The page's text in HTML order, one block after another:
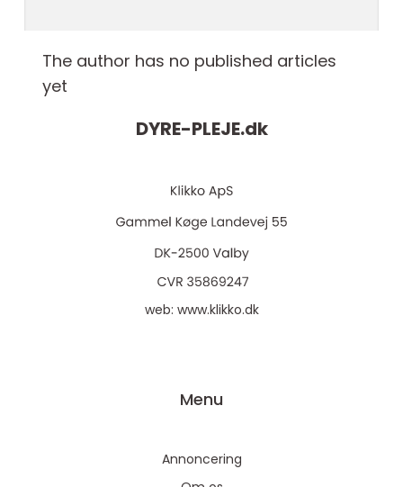
The author has no published articles
yet
DYRE-PLEJE.dk
web: www.klikko.dk
Menu
Annoncering